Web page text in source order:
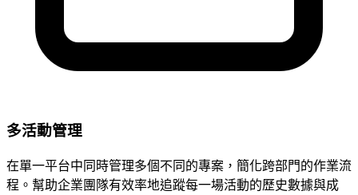
多活動管理
在單一平台中同時管理多個不同的專案，簡化跨部門的作業流
程。幫助企業團隊有效率地追蹤每一場活動的歷史數據與成